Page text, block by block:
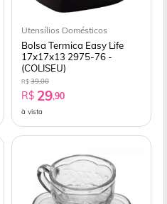
Utensílios Domésticos
Bolsa Termica Easy Life
17x17x13 2975-76 -
(COLISEU)
R$ 39,00
R$ 29,90
à vista